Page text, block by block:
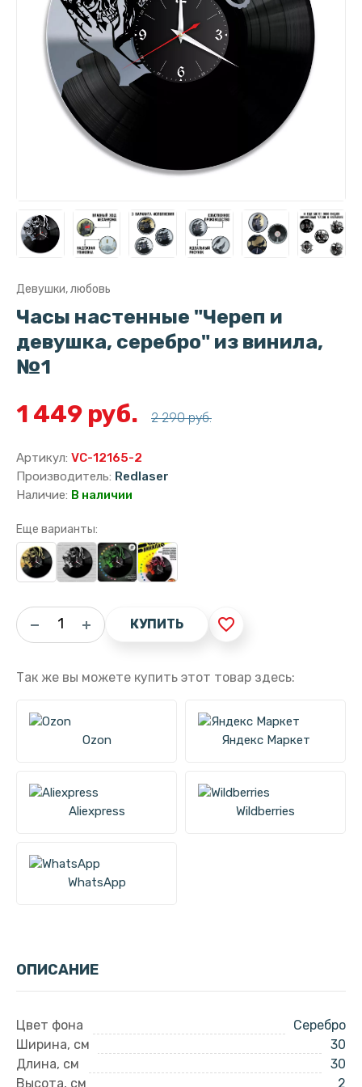
Девушки, любовь
Часы настенные "Череп и
девушка, серебро" из винила,
№1
1 449 руб. 2 290 руб.
Артикул: VC-12165-2
Производитель: Redlaser
Наличие: В наличии
Еще варианты:
КУПИТЬ favorite_border
Так же вы можете купить этот товар здесь:
Ozon Яндекс Маркет
Aliexpress Wildberries
WhatsApp
ОПИСАНИЕ
Цвет фона
Серебро
Ширина, см
30
Длина, см
30
Высота, см
2